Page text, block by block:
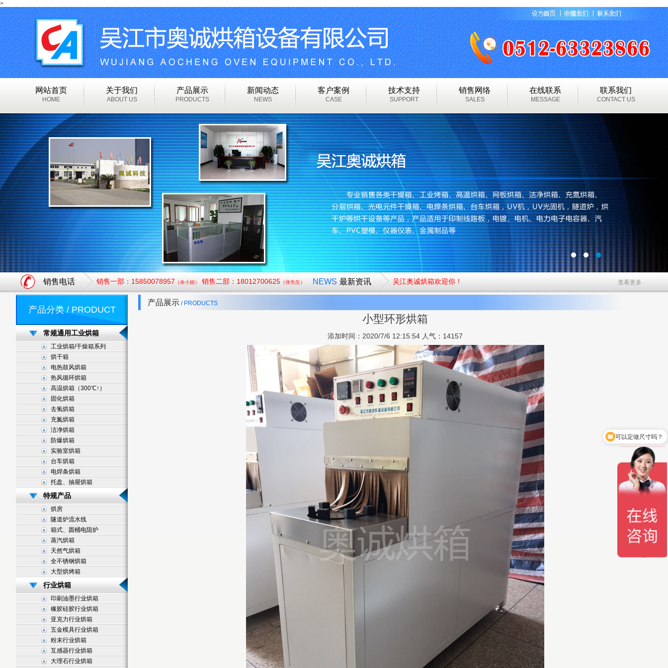
>
网站首页
HOME
关于我们
ABOUT US
产品展示
PRODUCTS
新闻动态
NEWS
客户案例
CASE
技术支持
SUPPORT
销售网络
SALES
在线联系
MESSAGE
联系我们
CONTACT US
销售电话 销售一部：15850078957 （余小姐） 销售二部：18012700625 （张先生） NEWS 最新资讯 吴江奥诚烘箱欢迎你！ 查看更多
产品分类 / PRODUCT
常规通用工业烘箱
工业烘箱/干燥箱系列
烘干箱
电热鼓风烘箱
热风循环烘箱
高温烘箱（300℃↑）
固化烘箱
去氢烘箱
充氮烘箱
洁净烘箱
防爆烘箱
实验室烘箱
台车烘箱
电焊条烘箱
托盘、抽屉烘箱
特规产品
烘房
隧道炉流水线
箱式、圆桶电阻炉
蒸汽烘箱
天然气烘箱
全不锈钢烘箱
大型烘烤箱
行业烘箱
印刷油墨行业烘箱
橡胶硅胶行业烘箱
亚克力行业烘箱
五金模具行业烘箱
粉末行业烘箱
互感器行业烘箱
大理石行业烘箱
产品展示 / PRODUCTS
小型环形烘箱
添加时间：2020/7/6 12:15:54 人气：14157
可以定做尺寸吗？